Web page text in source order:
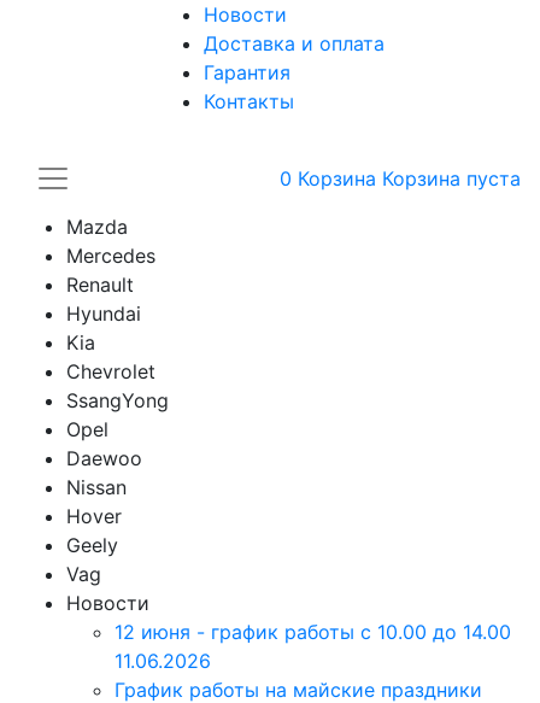
Новости
Доставка и оплата
Гарантия
Контакты
0 Корзина Корзина пуста
Mazda
Mercedes
Renault
Hyundai
Kia
Chevrolet
SsangYong
Opel
Daewoo
Nissan
Hover
Geely
Vag
Новости
12 июня - график работы с 10.00 до 14.00
11.06.2026
График работы на майские праздники